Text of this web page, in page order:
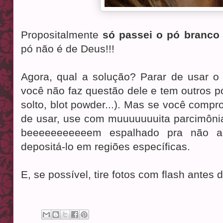
Propositalmente só passei o pó branco
pó não é de Deus!!!
Agora, qual a solução? Parar de usar
você não faz questão dele e tem outros
solto, blot powder...). Mas se você
de usar, use com muuuuuuuita
beeeeeeeeeeem espalhado pra não
depositá-lo em regiões específicas.
E, se possível, tire fotos com flash antes